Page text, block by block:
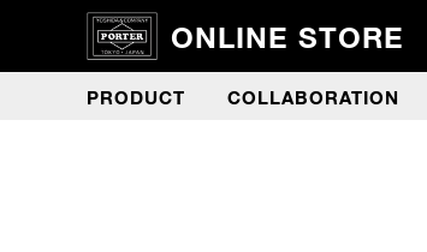
ONLINE STORE
PRODUCT COLLABORATION